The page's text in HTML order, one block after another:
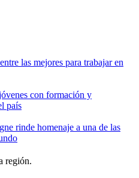
las mejores para trabajar en
con formación y
país
rinde homenaje a una de las
región.